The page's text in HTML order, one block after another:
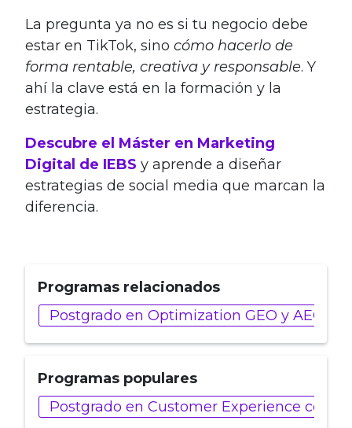
La pregunta ya no es si tu negocio debe
estar en TikTok, sino cómo hacerlo de
forma rentable, creativa y responsable. Y
ahí la clave está en la formación y la
estrategia.
Descubre el Máster en Marketing
Digital de IEBS y aprende a diseñar
estrategias de social media que marcan la
diferencia.
Programas relacionados
Postgrado en Optimization GEO y AEO
Programas populares
Postgrado en Customer Experience con